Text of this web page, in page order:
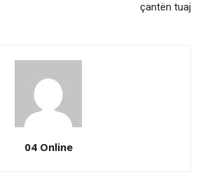
çantën tuaj
04 Online